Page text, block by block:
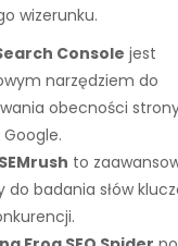
wizerunku.
Console jest
narzędziem do
obecności
SEMrush to
badania słów